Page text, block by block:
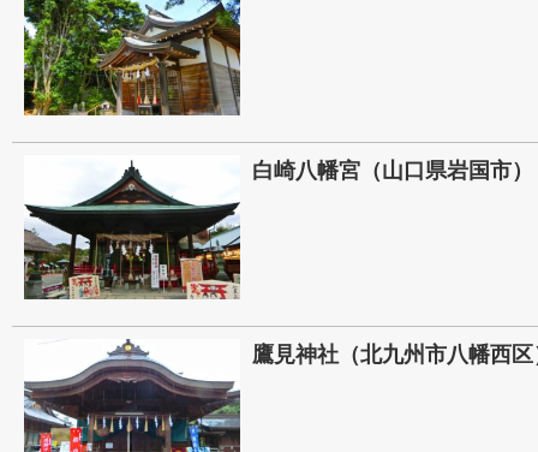
白崎八幡宮（山口県岩国市）
鷹見神社（北九州市八幡西区